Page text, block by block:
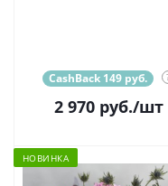
CashBack 149 руб.
2 970руб./шт
НОВИНКА